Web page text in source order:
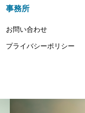
事務所
お問い合わせ
プライバシーポリシー